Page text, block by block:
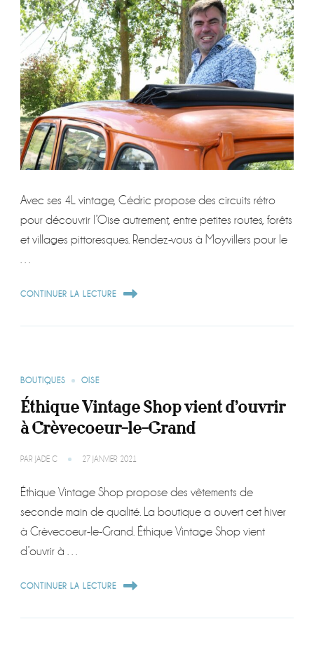
Avec ses 4L vintage, Cédric propose des circuits rétro
pour découvrir l’Oise autrement, entre petites routes, forêts
et villages pittoresques. Rendez-vous à Moyvillers pour le
…
CONTINUER LA LECTURE
BOUTIQUES OISE
Éthique Vintage Shop vient d’ouvrir
à Crèvecoeur-le-Grand
PAR JADE C 27 JANVIER 2021
Éthique Vintage Shop propose des vêtements de
seconde main de qualité. La boutique a ouvert cet hiver
à Crèvecoeur-le-Grand. Éthique Vintage Shop vient
d’ouvrir à …
CONTINUER LA LECTURE